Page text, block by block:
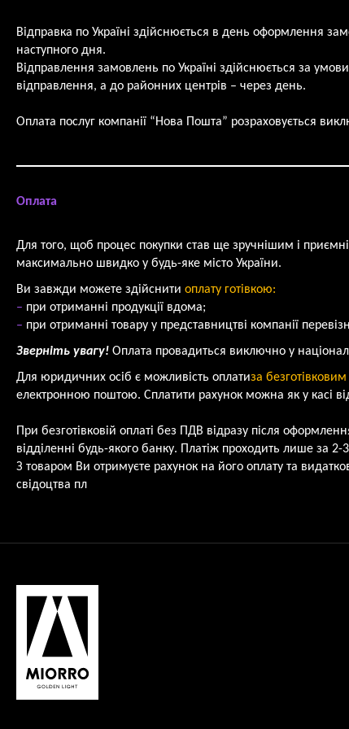
Відправка по Україні здійснюється в день оформлення
наступного дня.
Відправлення замовлень по Україні здійснюється за
відправлення, а до районних центрів – через день.
Оплата послуг компанії “Нова Пошта” розраховується
Оплата
Для того, щоб процес покупки став ще зручнішим і
максимально швидко у будь-яке місто України.
Ви завжди можете здійснити оплату готівкою:
– при отриманні продукції вдома;
– при отриманні товару у представництві компанії
Зверніть увагу! Оплата провадиться виключно у
Для юридичних осіб є можливість оплатиза
електронною поштою. Сплатити рахунок можна як у касі
При безготівковій оплаті без ПДВ відразу після
відділенні будь-якого банку. Платіж проходить лише за 2-
З товаром Ви отримуєте рахунок на його оплату та
свідоцтва пл